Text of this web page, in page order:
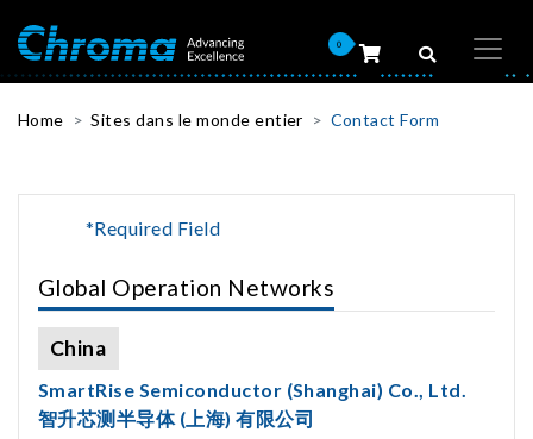
0
Home Sites dans le monde entier Contact Form
*Required Field
Global Operation Networks
China
SmartRise Semiconductor (Shanghai) Co., Ltd.
智升芯测半导体 (上海) 有限公司